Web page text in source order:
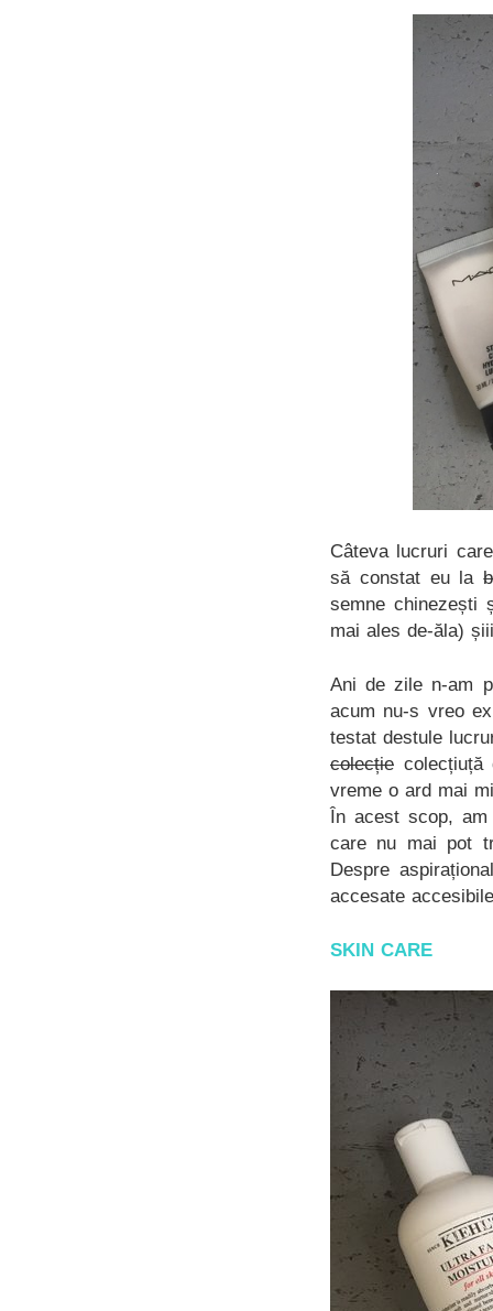
Câteva lucruri
să constat eu la
semne chinezești
mai ales de-ăla)
Ani de zile n-am
acum nu-s vreo
testat destule
colecție
vreme o ard mai
În acest scop,
care nu mai pot
Despre
accesate
SKIN CARE